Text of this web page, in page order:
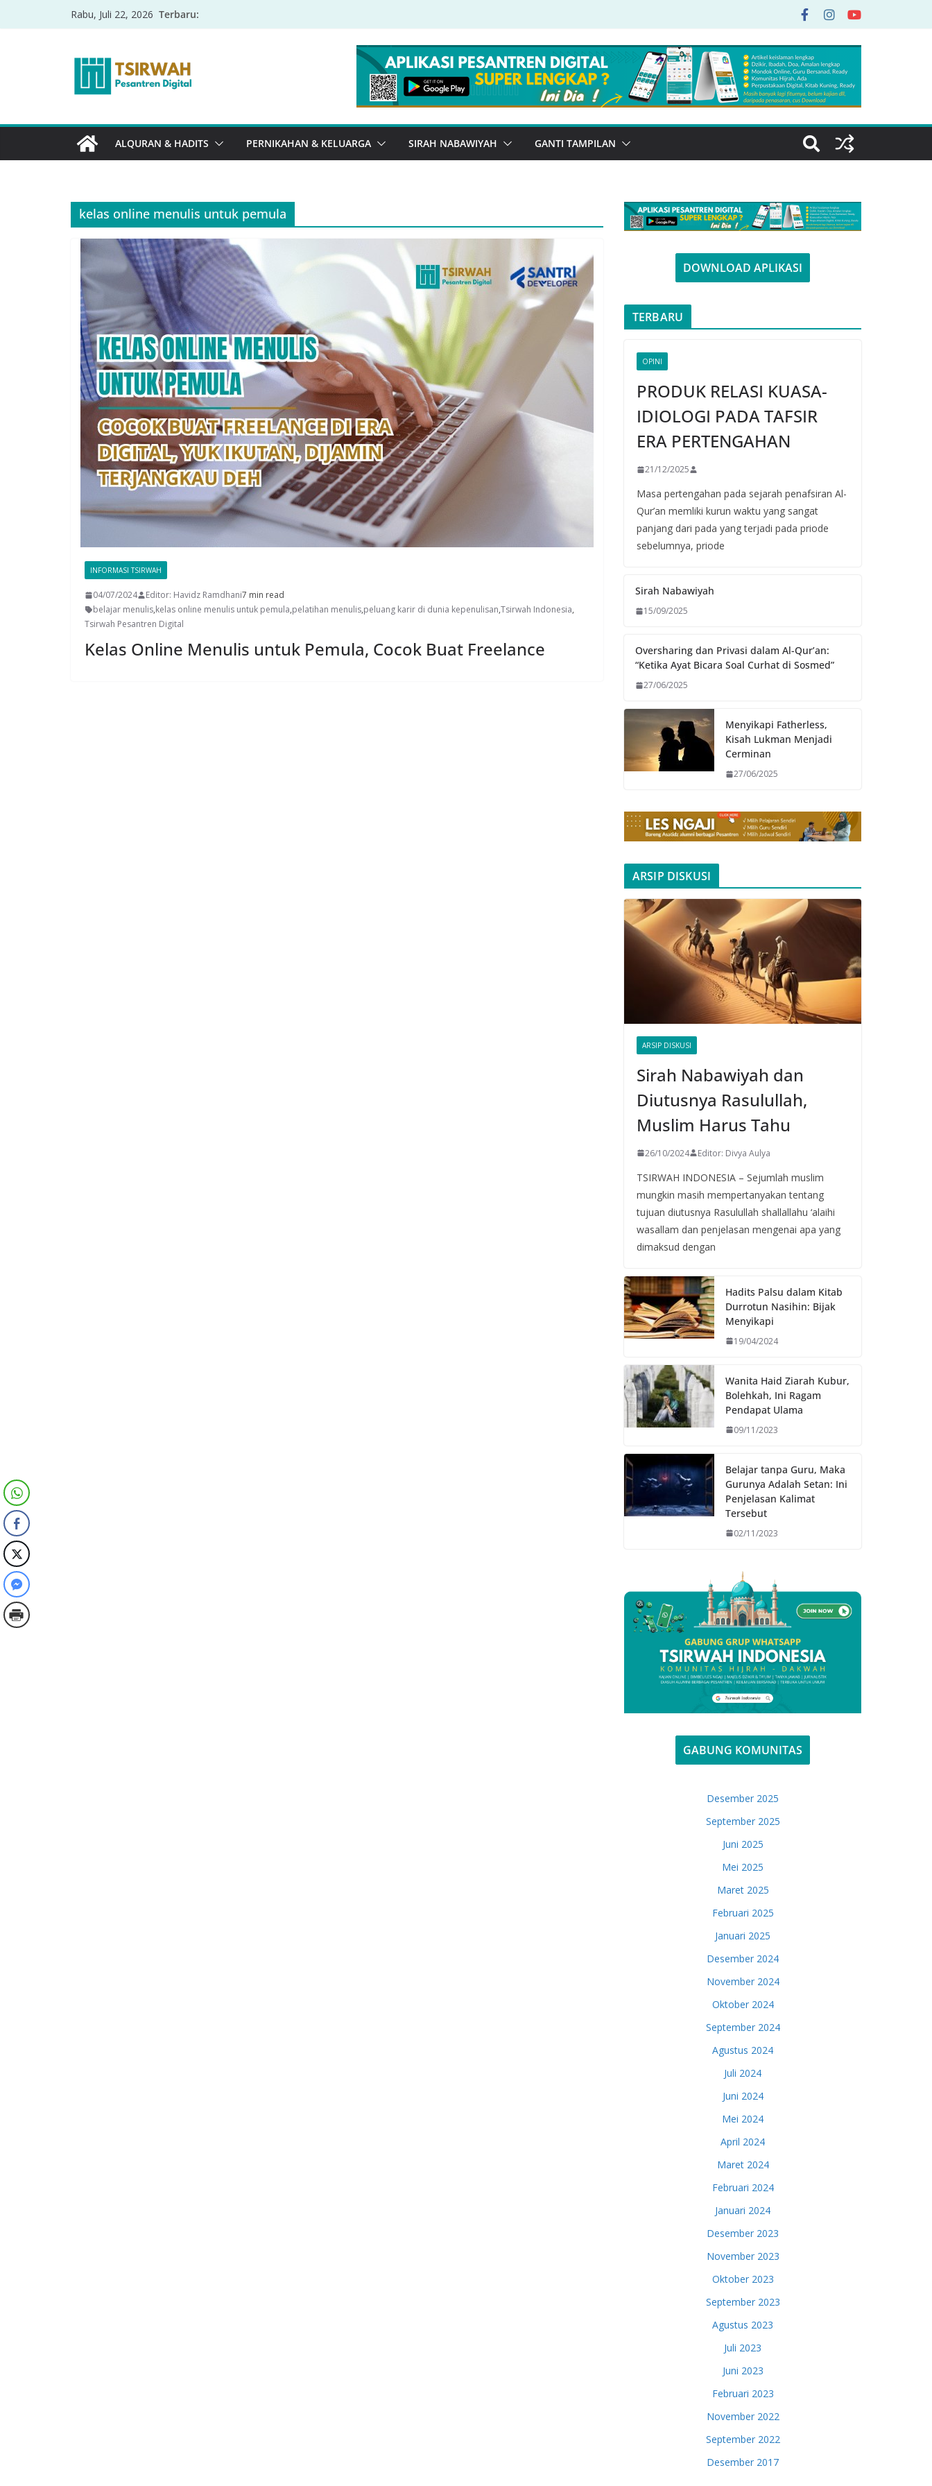
Rabu, Juli 22, 2026 Terbaru:
ALQURAN & HADITS PERNIKAHAN & KELUARGA SIRAH NABAWIYAH GANTI TAMPILAN
kelas online menulis untuk pemula
INFORMASI TSIRWAH
04/07/2024 Editor: Havidz Ramdhani7 min read
belajar menulis,kelas online menulis untuk pemula,pelatihan menulis,peluang karir di dunia kepenulisan,Tsirwah Indonesia,
Tsirwah Pesantren Digital
Kelas Online Menulis untuk Pemula, Cocok Buat Freelance
DOWNLOAD APLIKASI
TERBARU
OPINI
PRODUK RELASI KUASA-
IDIOLOGI PADA TAFSIR
ERA PERTENGAHAN
21/12/2025
Masa pertengahan pada sejarah penafsiran Al-
Qur’an memliki kurun waktu yang sangat
panjang dari pada yang terjadi pada priode
sebelumnya, priode
Sirah Nabawiyah
15/09/2025
Oversharing dan Privasi dalam Al-Qur’an:
“Ketika Ayat Bicara Soal Curhat di Sosmed”
27/06/2025
Menyikapi Fatherless,
Kisah Lukman Menjadi
Cerminan
27/06/2025
ARSIP DISKUSI
ARSIP DISKUSI
Sirah Nabawiyah dan
Diutusnya Rasulullah,
Muslim Harus Tahu
26/10/2024 Editor: Divya Aulya
TSIRWAH INDONESIA – Sejumlah muslim
mungkin masih mempertanyakan tentang
tujuan diutusnya Rasulullah shallallahu ‘alaihi
wasallam dan penjelasan mengenai apa yang
dimaksud dengan
Hadits Palsu dalam Kitab
Durrotun Nasihin: Bijak
Menyikapi
19/04/2024
Wanita Haid Ziarah Kubur,
Bolehkah, Ini Ragam
Pendapat Ulama
09/11/2023
Belajar tanpa Guru, Maka
Gurunya Adalah Setan: Ini
Penjelasan Kalimat
Tersebut
02/11/2023
GABUNG KOMUNITAS
Desember 2025
September 2025
Juni 2025
Mei 2025
Maret 2025
Februari 2025
Januari 2025
Desember 2024
November 2024
Oktober 2024
September 2024
Agustus 2024
Juli 2024
Juni 2024
Mei 2024
April 2024
Maret 2024
Februari 2024
Januari 2024
Desember 2023
November 2023
Oktober 2023
September 2023
Agustus 2023
Juli 2023
Juni 2023
Februari 2023
November 2022
September 2022
Desember 2017